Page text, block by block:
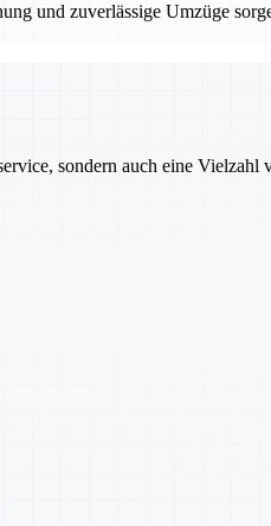
und zuverlässige Umzüge
sondern auch eine